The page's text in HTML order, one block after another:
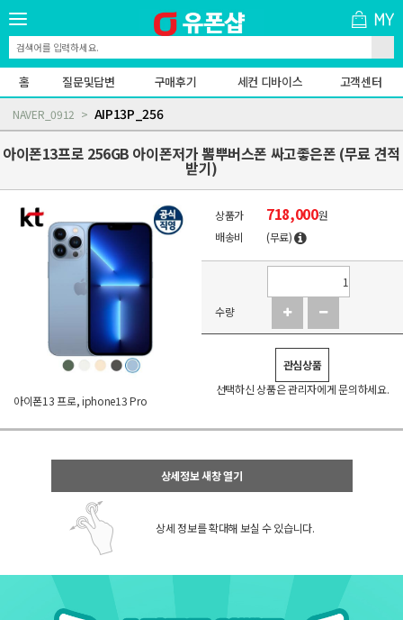
홈 질문및답변 구매후기 세컨 디바이스 고객센터
NAVER_0912 AIP13P_256
아이폰13프로 256GB 아이폰저가 뽐뿌버스폰 싸고좋은폰 (무료 견적
받기)
아이폰13 프로, iphone13 Pro
상품가 718,000원
배송비
(무료)
수량
관심상품
선택하신 상품은 관리자에게 문의하세요.
상세정보 새창 열기
상세 정보를 확대해 보실 수 있습니다.